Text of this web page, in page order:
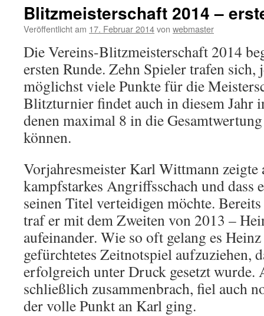
Blitzmeisterschaft 2014 –
Veröffentlicht am 17. Februar 2014von webmaster
Die Vereins-Blitzmeisterschaft 2014
ersten Runde. Zehn Spieler trafen
möglichst viele Punkte für die
Blitzturnier findet auch in diesem Jahr
denen maximal 8 in die
können.
Vorjahresmeister Karl Wittmann zeigte
kampfstarkes Angriffsschach und dass
seinen Titel verteidigen möchte.
traf er mit dem Zweiten von 2013 –
aufeinander. Wie so oft gelang es
gefürchtetes Zeitnotspiel aufzuziehen,
erfolgreich unter Druck gesetzt wurde.
schließlich zusammenbrach, fiel auch
der volle Punkt an Karl ging.